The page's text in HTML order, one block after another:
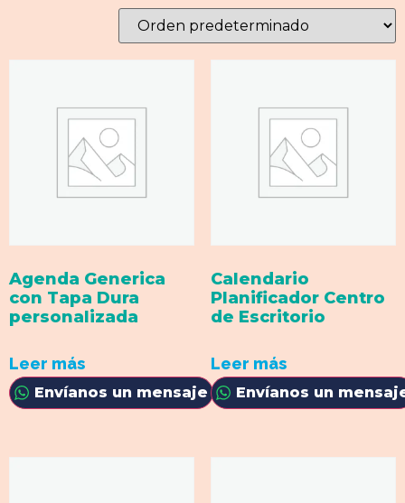
Agenda Generica
con Tapa Dura
personalizada
Leer más
Envíanos un mensaje
Calendario
Planificador Centro
de Escritorio
Leer más
Envíanos un